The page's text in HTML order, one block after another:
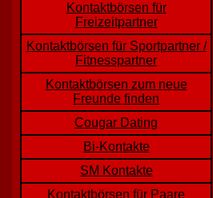
Kontaktbörsen für
Freizeitpartner
Kontaktbörsen für Sportpartner /
Fitnesspartner
Kontaktbörsen zum neue
Freunde finden
Cougar Dating
Bi-Kontakte
SM Kontakte
Kontaktbörsen für Paare